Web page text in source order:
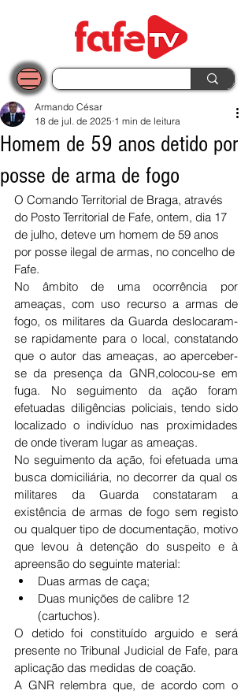
Homem de 59 anos detido por
posse de arma de fogo
Armando César
18 de jul. de 2025 1 min de leitura
O Comando Territorial de Braga, através
do Posto Territorial de Fafe, ontem, dia 17
de julho, deteve um homem de 59 anos
por posse ilegal de armas, no concelho de
Fafe.
No âmbito de uma ocorrência por
ameaças, com uso recurso a armas de
fogo, os militares da Guarda deslocaram-
se rapidamente para o local, constatando
que o autor das ameaças, ao aperceber-
se da presença da GNR,colocou-se em
fuga. No seguimento da ação foram
efetuadas diligências policiais, tendo sido
localizado o indivíduo nas proximidades
de onde tiveram lugar as ameaças.
No seguimento da ação, foi efetuada uma
busca domiciliária, no decorrer da qual os
militares da Guarda constataram a
existência de armas de fogo sem registo
ou qualquer tipo de documentação, motivo
que levou à detenção do suspeito e à
apreensão do seguinte material:
Duas armas de caça;
Duas munições de calibre 12
(cartuchos).
O detido foi constituído arguido e será
presente no Tribunal Judicial de Fafe, para
aplicação das medidas de coação.
A GNR relembra que, de acordo com o